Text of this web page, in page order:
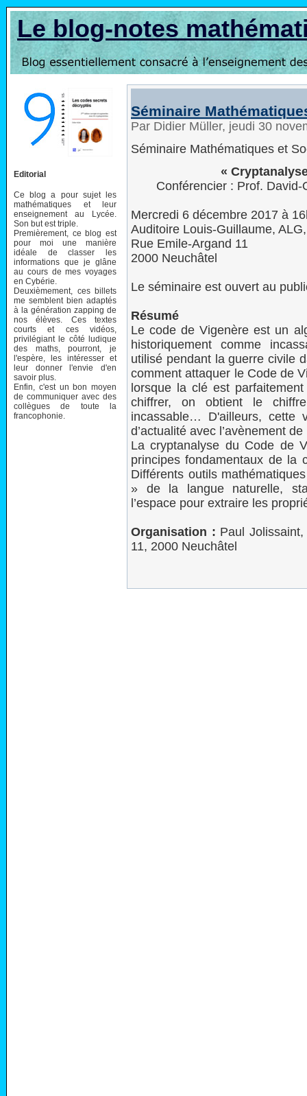
Le blog-notes
Editorial
Ce blog a pour sujet les
mathématiques et leur
enseignement au Lycée.
Son but est triple.
Premièrement, ce blog est
pour moi une manière
idéale de classer les
informations que je glâne
au cours de mes voyages
en Cybérie.
Deuxièmement, ces billets
me semblent bien adaptés
à la génération zapping de
nos élèves. Ces textes
courts et ces vidéos,
privilégiant le côté ludique
des maths, pourront, je
l'espère, les intéresser et
leur donner l'envie d'en
savoir plus.
Enfin, c'est un bon moyen
de communiquer avec des
collègues de toute la
francophonie.
Séminaire
Par Didier Müller, jeudi 30
Séminaire Mathématiques et
«
Conférencier : Prof.
Mercredi 6 décembre 2017 à
Auditoire Louis-Guillaume,
Rue Emile-Argand 11
2000 Neuchâtel
Le séminaire est ouvert au
Résumé
Le code de Vigenère est un
historiquement comme
utilisé pendant la guerre civile
comment attaquer le Code de
lorsque la clé est
chiffrer, on obtient le
incassable… D'ailleurs, cette
d’actualité avec l’avènement
La cryptanalyse du Code de
principes fondamentaux de la
Différents outils
» de la langue naturelle,
l’espace pour extraire les
Organisation : Paul
11, 2000 Neuchâtel